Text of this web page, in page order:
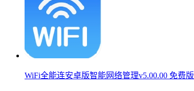
WiFi全能连安卓版智能网络管理v5.00.00 免费版